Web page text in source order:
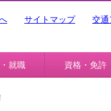
交通
サイトマップ
就職 資格・免許